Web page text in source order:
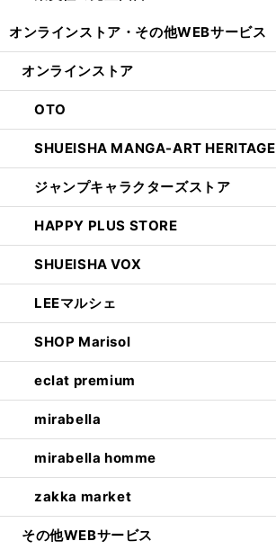
オンラインストア・ その他WEBサービス
オンラインストア
OTO
SHUEISHA MANGA-ART HERITAGE
ジャンプキャラクターズストア
HAPPY PLUS STORE
SHUEISHA VOX
LEEマルシェ
SHOP Marisol
eclat premium
mirabella
mirabella homme
zakka market
その他WEBサービス